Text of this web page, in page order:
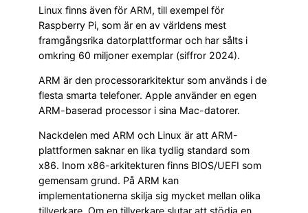
Linux finns även för ARM, till exempel för
Raspberry Pi, som är en av världens mest
framgångsrika datorplattformar och har sålts i
omkring 60 miljoner exemplar (siffror 2024).
ARM är den processorarkitektur som används i de
flesta smarta telefoner. Apple använder en egen
ARM-baserad processor i sina Mac-datorer.
Nackdelen med ARM och Linux är att ARM-
plattformen saknar en lika tydlig standard som
x86. Inom x86-arkitekturen finns BIOS/UEFI som
gemensam grund. På ARM kan
implementationerna skilja sig mycket mellan olika